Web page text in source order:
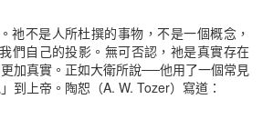
祂不是人所杜撰的事物，不是一個概念，
們自己的投影。無可否認，祂是真實存在
加真實。正如大衛所說──他用了一個常見
到上帝。陶恕（A. W. Tozer）寫道：